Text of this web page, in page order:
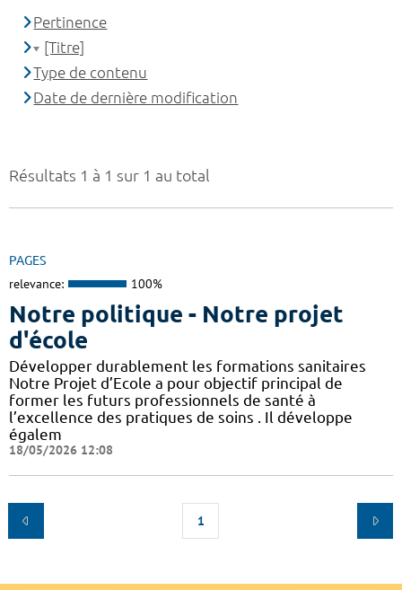
Résultats 1 à 1 sur 1 au total
PAGES
relevance: 100%
Notre politique - Notre projet
d'école
Développer durablement les formations sanitaires
Notre Projet d’Ecole a pour objectif principal de
former les futurs professionnels de santé à
l’excellence des pratiques de soins . Il développe
égalem
18/05/2026 12:08
1
Pertinence
[Titre]
Type de contenu
Date de dernière modification